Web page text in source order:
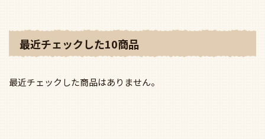
最近チェックした10商品
最近チェックした商品はありません。